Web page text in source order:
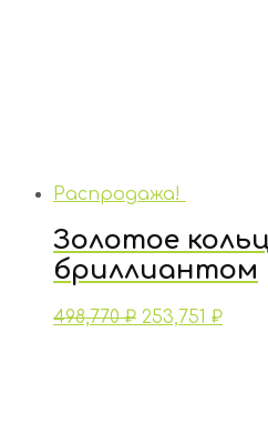
Распродажа!
Золотое
бриллиантом
498,770₽ 253,751 ₽